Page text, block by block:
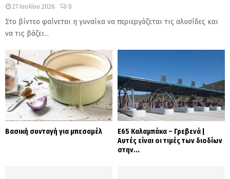
27 Ιουλίου 2026 0
Στο βίντεο φαίνεται η γυναίκα να περιεργάζεται τις αλυσίδες και
να τις βάζει...
Βασική συνταγή για μπεσαμέλ
Ε65 Καλαμπάκα – Γρεβενά |
Αυτές είναι οι τιμές των διοδίων
στην...